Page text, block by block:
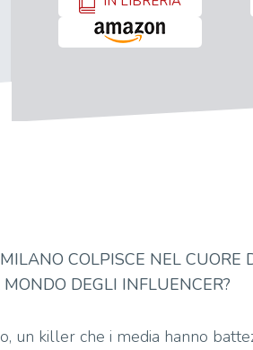
COLPISCE NEL CUORE
DEGLI INFLUENCER?
un killer che i media hanno